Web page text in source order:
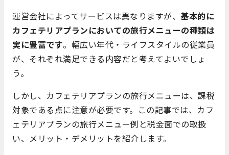
運営会社によってサービスは異なりますが、 基本的に
カフェテリアプランにおいての旅行メニューの種類は
実に豊富です。幅広い年代・ライフスタイルの従業員
が、それぞれ満足できる内容だと考えてよいでしょ
う。
しかし、カフェテリアプランの旅行メニューは、課税
対象である点に注意が必要です。この記事では、カフ
ェテリアプランの旅行メニュー例と税金面での取扱
い、メリット・デメリットを紹介します。